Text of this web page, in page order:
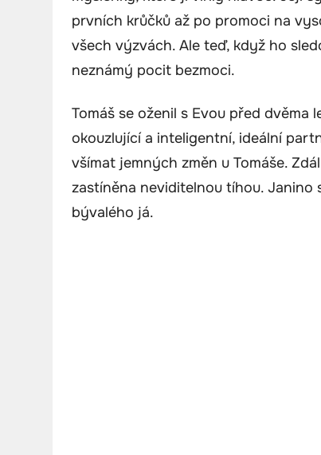
prvních krůčků až po promoci na
všech výzvách. Ale teď, když ho
neznámý pocit bezmoci.
Tomáš se oženil s Evou před
okouzlující a inteligentní, ideální
všímat jemných změn u Tomáše.
zastíněna neviditelnou tíhou. Janino
bývalého já.